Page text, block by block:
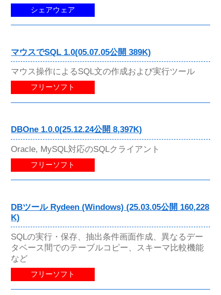
シェアウェア
マウスでSQL 1.0(05.07.05公開 389K)
マウス操作によるSQL文の作成および実行ツール
フリーソフト
DBOne 1.0.0(25.12.24公開 8,397K)
Oracle, MySQL対応のSQLクライアント
フリーソフト
DBツール Rydeen (Windows) (25.03.05公開 160,228
K)
SQLの実行・保存、抽出条件画面作成、異なるデー
タベース間でのテーブルコピー、スキーマ比較機能
など
フリーソフト